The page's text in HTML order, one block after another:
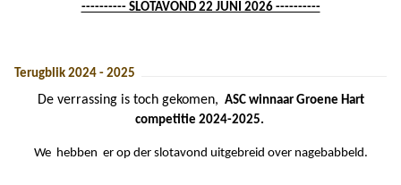
---------- SLOTAVOND 22 JUNI 2026 ----------
Terugblik 2024 - 2025
De verrassing is toch gekomen, ASC winnaar Groene Hart
competitie 2024-2025.
We hebben er op der slotavond uitgebreid over nagebabbeld.